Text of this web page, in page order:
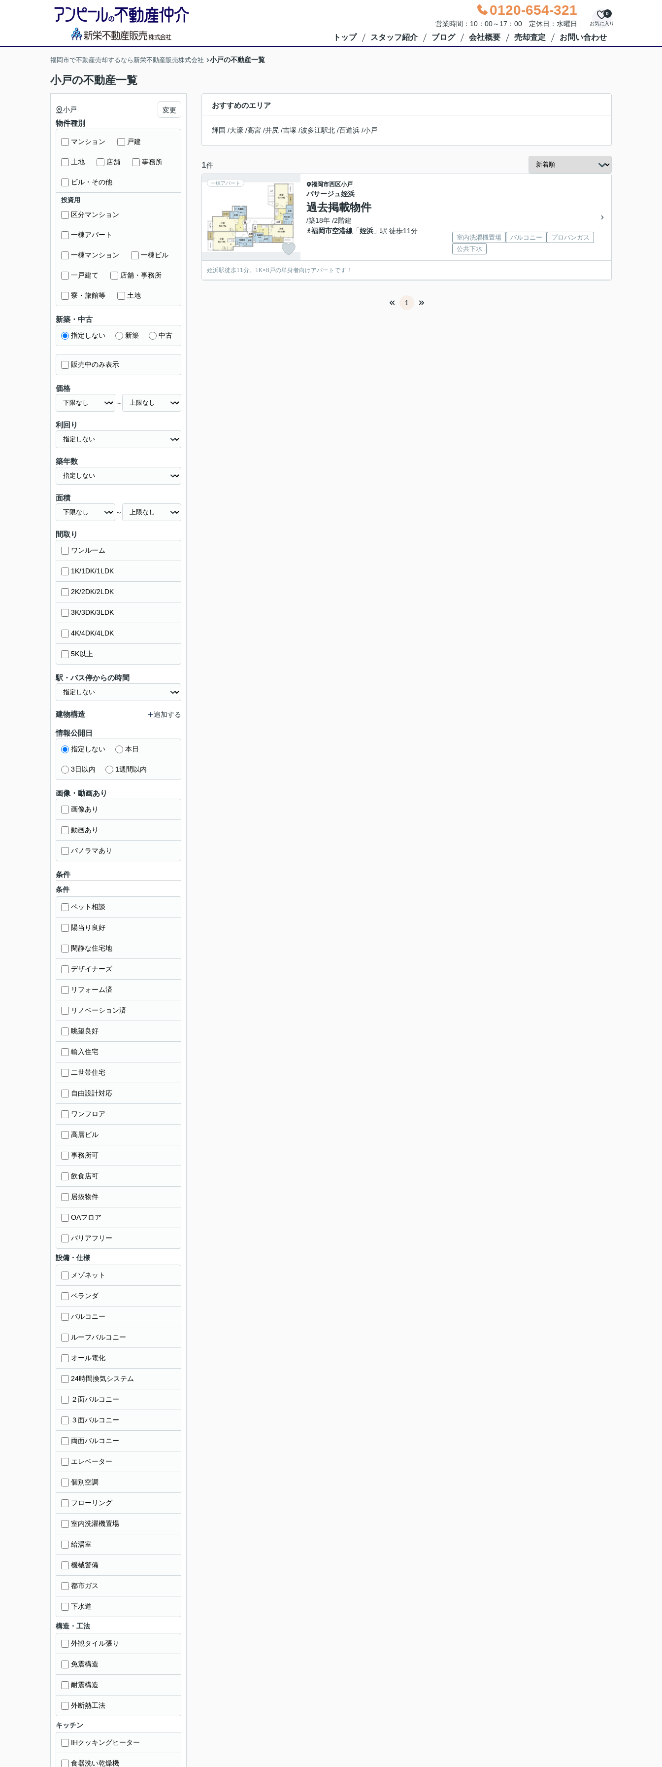
0120-654-321
営業時間：10：00～17：00 定休日：水曜日 お気に入り
0
トップ スタッフ紹介 ブログ 会社概要 売却査定 お問い合わせ
福岡市で不動産売却するなら新栄不動産販売株式会社 小戸の不動産一覧
小戸の不動産一覧
おすすめのエリア
輝国 /大濠 /高宮 /井尻 /吉塚 /波多江駅北 /百道浜 /小戸
1件
一棟アパート 福岡市西区小戸
パサージュ姪浜
過去掲載物件
/築18年 /2階建
福岡市空港線 「姪浜 」駅 徒歩11分
室内洗濯機置場 バルコニー
プロパンガス
公共下水
姪浜駅徒歩11分。1K×8戸の単身者向けアパートです！
1
小戸 変更
物件種別
マンション 戸建
土地 店舗 事務所
ビル・その他
投資用
区分マンション
一棟アパート
一棟マンション 一棟ビル
一戸建て 店舗・事務所
寮・旅館等 土地
新築・中古
指定しない 新築 中古
販売中のみ表示
価格
～
利回り
築年数
面積
～
間取り
ワンルーム
1K/1DK/1LDK
2K/2DK/2LDK
3K/3DK/3LDK
4K/4DK/4LDK
5K以上
駅・バス停からの時間
建物構造 追加する
情報公開日
指定しない 本日
3日以内 1週間以内
画像・動画あり
画像あり
動画あり
パノラマあり
条件
条件
ペット相談
陽当り良好
閑静な住宅地
デザイナーズ
リフォーム済
リノベーション済
眺望良好
輸入住宅
二世帯住宅
自由設計対応
ワンフロア
高層ビル
事務所可
飲食店可
居抜物件
OAフロア
バリアフリー
設備・仕様
メゾネット
ベランダ
バルコニー
ルーフバルコニー
オール電化
24時間換気システム
２面バルコニー
３面バルコニー
両面バルコニー
エレベーター
個別空調
フローリング
室内洗濯機置場
給湯室
機械警備
都市ガス
下水道
構造・工法
外観タイル張り
免震構造
耐震構造
外断熱工法
キッチン
IHクッキングヒーター
食器洗い乾燥機